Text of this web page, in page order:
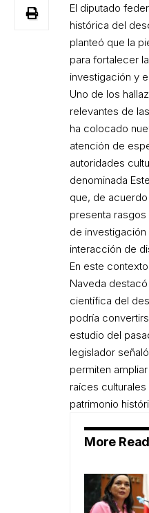
El diputado
histórica del
planteó que la
para fortalecer
investigación y
Uno de los
relevantes de
ha colocado
atención de
autoridades
denominada
que, de
presenta
de
interacción de
En este
Naveda
científica del
podría
estudio del
legislador
permiten
raíces
patrimonio
More Read